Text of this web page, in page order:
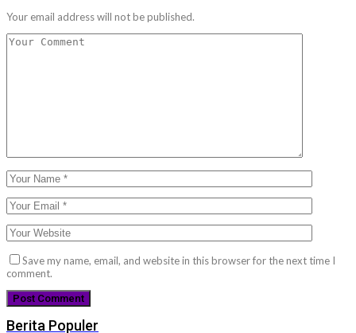
Your email address will not be published.
Save my name, email, and website in this browser for the next time I
comment.
Berita Populer